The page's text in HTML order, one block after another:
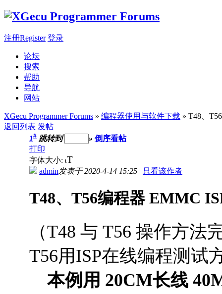
注册Register 登录
论坛
搜索
帮助
导航
网站
XGecu Programmer Forums » 编程器使用与软件下载 » T48、
返回列表 发帖
1# 跳转到 » 倒序看帖
打印
字体大小: tT
admin发表于 2020-4-14 15:25 | 只看该作者
T48、T56编程器 EMMC
（T48 与 T56 操作方
T56用ISP在线编程测试
本例用 20CM长线